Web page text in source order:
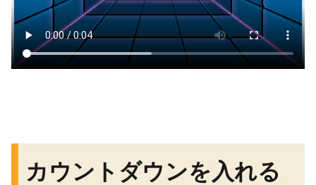
カウントダウンを入れる